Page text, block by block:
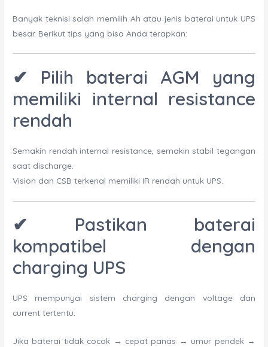
Banyak teknisi salah memilih Ah atau jenis baterai untuk UPS
besar. Berikut tips yang bisa Anda terapkan:
✔ Pilih baterai AGM yang
memiliki internal resistance
rendah
Semakin rendah internal resistance, semakin stabil tegangan
saat discharge.
Vision dan CSB terkenal memiliki IR rendah untuk UPS.
✔ Pastikan baterai
kompatibel dengan
charging UPS
UPS mempunyai sistem charging dengan voltage dan
current tertentu.
Jika baterai tidak cocok → cepat panas → umur pendek →